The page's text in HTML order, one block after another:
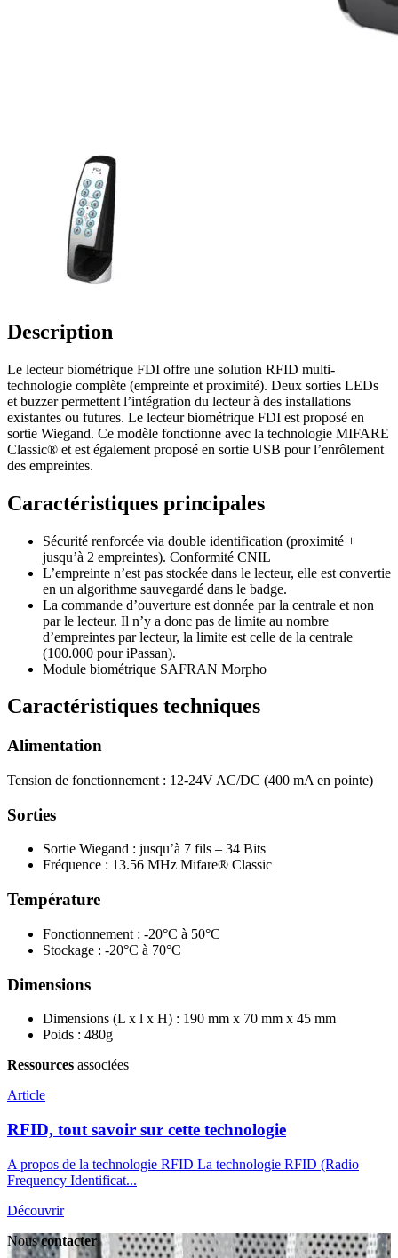
Description
Le lecteur biométrique FDI offre une solution RFID multi-
technologie complète (empreinte et proximité). Deux sorties LEDs
et buzzer permettent l’intégration du lecteur à des installations
existantes ou futures. Le lecteur biométrique FDI est proposé en
sortie Wiegand. Ce modèle fonctionne avec la technologie MIFARE
Classic® et est également proposé en sortie USB pour l’enrôlement
des empreintes.
Caractéristiques principales
Sécurité renforcée via double identification (proximité +
jusqu’à 2 empreintes). Conformité CNIL
L’empreinte n’est pas stockée dans le lecteur, elle est convertie
en un algorithme sauvegardé dans le badge.
La commande d’ouverture est donnée par la centrale et non
par le lecteur. Il n’y a donc pas de limite au nombre
d’empreintes par lecteur, la limite est celle de la centrale
(100.000 pour iPassan).
Module biométrique SAFRAN Morpho
Caractéristiques techniques
Alimentation
Tension de fonctionnement : 12-24V AC/DC (400 mA en pointe)
Sorties
Sortie Wiegand : jusqu’à 7 fils – 34 Bits
Fréquence : 13.56 MHz Mifare® Classic
Température
Fonctionnement : -20°C à 50°C
Stockage : -20°C à 70°C
Dimensions
Dimensions (L x l x H) : 190 mm x 70 mm x 45 mm
Poids : 480g
Ressources associées
Article
RFID, tout savoir sur cette technologie
A propos de la technologie RFID La technologie RFID (Radio
Frequency Identificat...
Découvrir
Nouscontacter